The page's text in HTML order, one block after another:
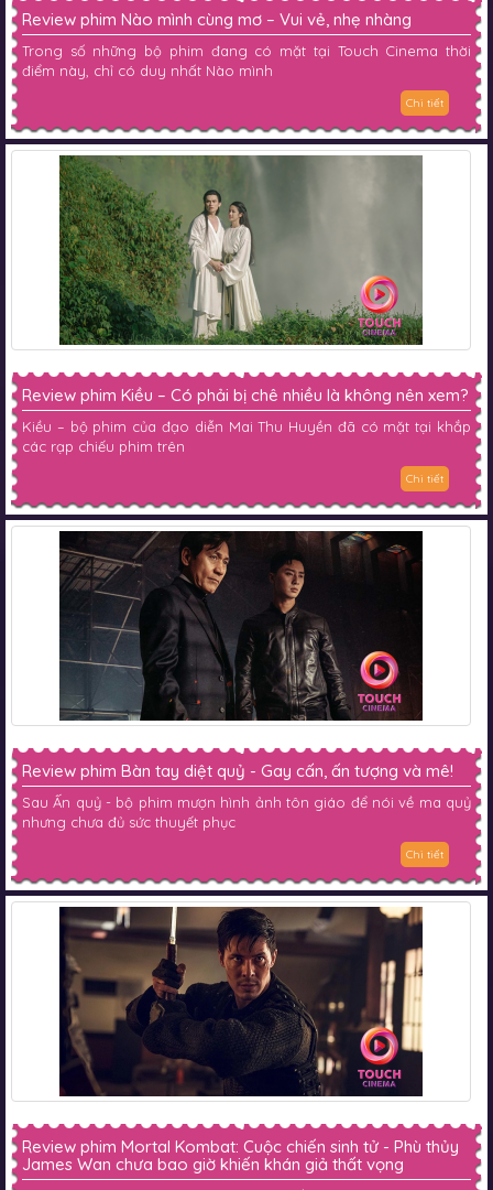
Review phim Nào mình cùng mơ – Vui vẻ, nhẹ nhàng
Trong số những bộ phim đang có mặt tại Touch Cinema thời
điểm này, chỉ có duy nhất Nào mình
Chi tiết
Review phim Kiều – Có phải bị chê nhiều là không nên xem?
Kiều – bộ phim của đạo diễn Mai Thu Huyền đã có mặt tại khắp
các rạp chiếu phim trên
Chi tiết
Review phim Bàn tay diệt quỷ - Gay cấn, ấn tượng và mê!
Sau Ấn quỷ - bộ phim mượn hình ảnh tôn giáo để nói về ma quỷ
nhưng chưa đủ sức thuyết phục
Chi tiết
Review phim Mortal Kombat: Cuộc chiến sinh tử - Phù thủy
James Wan chưa bao giờ khiến khán giả thất vọng